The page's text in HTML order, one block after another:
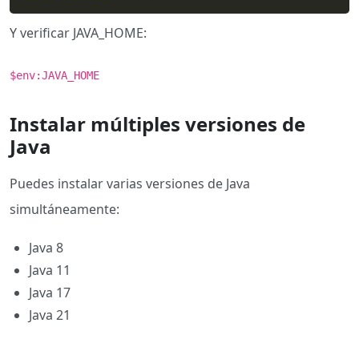
Y verificar JAVA_HOME:
$env:JAVA_HOME
Instalar múltiples versiones de
Java
Puedes instalar varias versiones de Java
simultáneamente:
Java 8
Java 11
Java 17
Java 21